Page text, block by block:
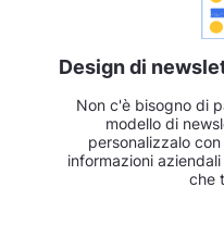
Design di
Non c'è bisogno di
modello di
personalizzalo
informazioni
che